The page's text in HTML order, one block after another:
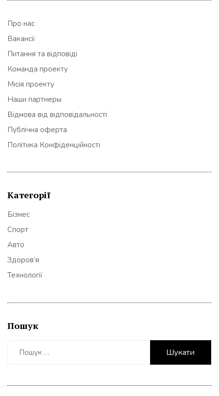
Про нас
Вакансії
Питання та відповіді
Команда проекту
Місія проекту
Наши партнеры
Відмова від відповідальності
Публічна оферта
Політика Конфіденційності
Категорії
Бізнес
Спорт
Авто
Здоров’я
Технології
Пошук